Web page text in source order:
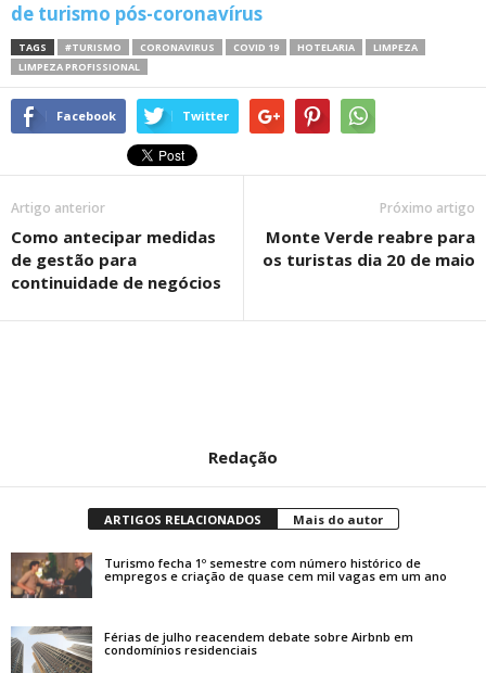
de turismo pós-coronavírus
TAGS #TURISMO CORONAVIRUS COVID 19 HOTELARIA
LIMPEZA
LIMPEZA PROFISSIONAL
Facebook Twitter
Artigo anterior
Como antecipar medidas
de gestão para
continuidade de negócios
Próximo artigo
Monte Verde reabre para
os turistas dia 20 de maio
Redação
ARTIGOS RELACIONADOS Mais do autor
Turismo fecha 1º semestre com número histórico de
empregos e criação de quase cem mil vagas em um ano
Férias de julho reacendem debate sobre Airbnb em
condomínios residenciais